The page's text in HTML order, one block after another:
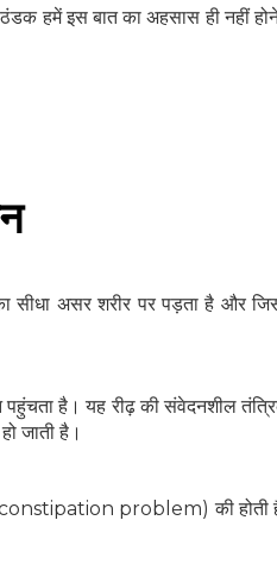
ठंडक हमें इस बात का अहसास ही नहीं
सीधा असर शरीर पर पड़ता है
है। यह रीढ़ की संवेदनशील
जाती है।
problem) की होती